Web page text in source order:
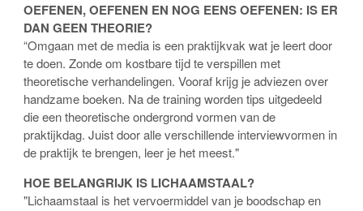
OEFENEN, OEFENEN EN NOG EENS OEFENEN: IS ER
DAN GEEN THEORIE?
“Omgaan met de media is een praktijkvak wat je leert door
te doen. Zonde om kostbare tijd te verspillen met
theoretische verhandelingen. Vooraf krijg je adviezen over
handzame boeken. Na de training worden tips uitgedeeld
die een theoretische ondergrond vormen van de
praktijkdag. Juist door alle verschillende interviewvormen in
de praktijk te brengen, leer je het meest."
HOE BELANGRIJK IS LICHAAMSTAAL?
"Lichaamstaal is het vervoermiddel van je boodschap en